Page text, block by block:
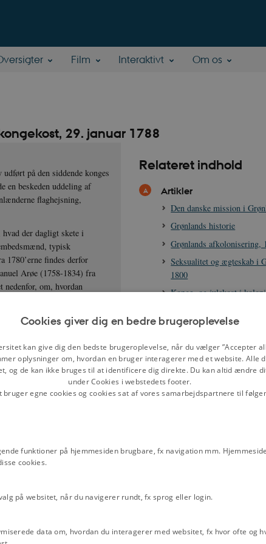
Film Interaktivt Om os
29. januar 1788
på den siddende konges
en beskeden uddeling af
flaghejsning,
der dagligt skete i
typisk
1780’erne findes derfor
Arøe (1758-1834) fra
om, hvordan
grønlandske mandskab
Brændevin var ellers forbudt
for grønlændere i
særlig.
Relateret indhold
Artikler
Den danske mission i
Grønlands historie
Grønlands afkolonisering,
Seksualitet og ægteskab i
1800
Konge- og julekost i
Hans Egede, 1686-1758
Dansk-norske krav på
Peter Anker, 1744 –1832
Hverdagslivet i de dansk-
Grønland, 1721-1750
Kilder
Erklæring fra USA om
Brev fra købmand
Cookies giver dig en bedre brugeroplevelse
kan give dig den bedste brugeroplevelse, når du vælger ”Accepter
oplysninger om, hvordan en bruger interagerer med et website. Alle
og de kan ikke bruges til at identificere dig direkte. Du kan altid ændre
under Cookies i webstedets footer.
bruger egne cookies og cookies sat af vores samarbejdspartnere til
funktioner på hjemmesiden brugbare, fx navigation mm.
cookies.
på websitet, når du navigerer rundt, fx sprog eller login.
data om, hvordan du interagerer med websitet, fx hvor ofte og